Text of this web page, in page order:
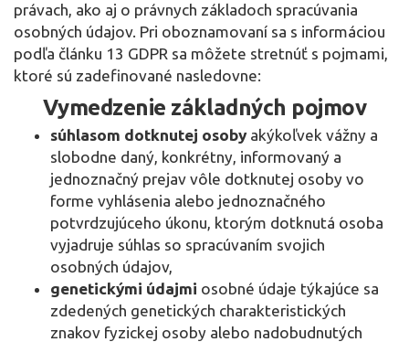
právach, ako aj o právnych základoch spracúvania
osobných údajov. Pri oboznamovaní sa s informáciou
podľa článku 13 GDPR sa môžete stretnúť s pojmami,
ktoré sú zadefinované nasledovne:
Vymedzenie základných pojmov
súhlasom dotknutej osobyakýkoľvek vážny a
slobodne daný, konkrétny, informovaný a
jednoznačný prejav vôle dotknutej osoby vo
forme vyhlásenia alebo jednoznačného
potvrdzujúceho úkonu, ktorým dotknutá osoba
vyjadruje súhlas so spracúvaním svojich
osobných údajov,
genetickými údajmi osobné údaje týkajúce sa
zdedených genetických charakteristických
znakov fyzickej osoby alebo nadobudnutých